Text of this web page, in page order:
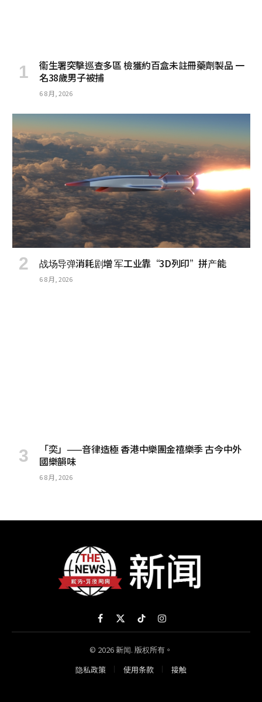
衞生署突擊巡查多區 檢獲約百盒未註冊藥劑製品 一
名38歲男子被捕
6 8 月, 2026
战场导弹消耗剧增 军工业靠“3D列印”拼产能
6 8 月, 2026
「奕」——音律造極 香港中樂團金禧樂季 古今中外
國樂韻味
6 8 月, 2026
Facebook
X
(Twitter)
TikTokInstagram
© 2026 新闻. 版权所有。
隐私政策
使用条款 接触